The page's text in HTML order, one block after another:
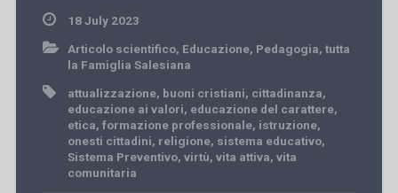
18 July 2023
Articolo scientifico, Educazione, Pedagogia, tutta
la Famiglia Salesiana
attualizzazione, buoni cristiani, cittadinanza,
educazione ai valori, educazione del carattere,
etica, formazione professionale, istruzione,
onesti cittadini, religione, sistema educativo,
Sistema Preventivo, virtù, vita attiva, vita
comunitaria